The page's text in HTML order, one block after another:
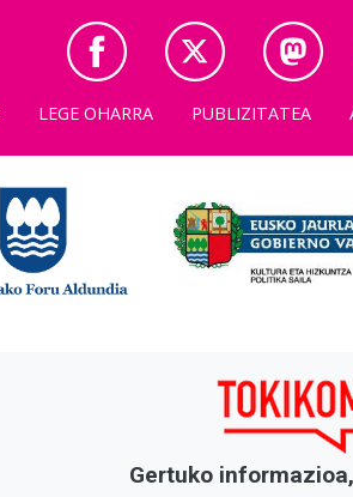
LEGE OHARRA PUBLIZITATEA
Gertuko